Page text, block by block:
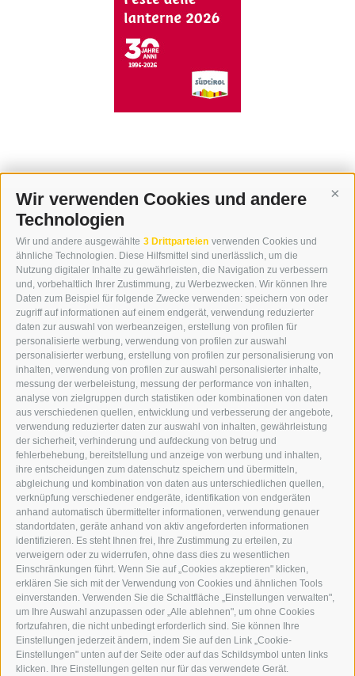
Wir verwenden Cookies und andere
Technologien
Wir und andere ausgewählte 3 Drittparteien verwenden Cookies und
ähnliche Technologien. Diese Hilfsmittel sind unerlässlich, um die
Nutzung digitaler Inhalte zu gewährleisten, die Navigation zu verbessern
und, vorbehaltlich Ihrer Zustimmung, zu Werbezwecken. Wir können Ihre
Daten zum Beispiel für folgende Zwecke verwenden: speichern von oder
zugriff auf informationen auf einem endgerät, verwendung reduzierter
daten zur auswahl von werbeanzeigen, erstellung von profilen für
personalisierte werbung, verwendung von profilen zur auswahl
personalisierter werbung, erstellung von profilen zur personalisierung von
inhalten, verwendung von profilen zur auswahl personalisierter inhalte,
messung der werbeleistung, messung der performance von inhalten,
analyse von zielgruppen durch statistiken oder kombinationen von daten
aus verschiedenen quellen, entwicklung und verbesserung der angebote,
verwendung reduzierter daten zur auswahl von inhalten, gewährleistung
der sicherheit, verhinderung und aufdeckung von betrug und
fehlerbehebung, bereitstellung und anzeige von werbung und inhalten,
ihre entscheidungen zum datenschutz speichern und übermitteln,
abgleichung und kombination von daten aus unterschiedlichen quellen,
verknüpfung verschiedener endgeräte, identifikation von endgeräten
anhand automatisch übermittelter informationen, verwendung genauer
standortdaten, geräte anhand von aktiv angeforderten informationen
identifizieren. Es steht Ihnen frei, Ihre Zustimmung zu erteilen, zu
verweigern oder zu widerrufen, ohne dass dies zu wesentlichen
Einschränkungen führt. Wenn Sie auf „Cookies akzeptieren" klicken,
erklären Sie sich mit der Verwendung von Cookies und ähnlichen Tools
einverstanden. Verwenden Sie die Schaltfläche „Einstellungen verwalten",
um Ihre Auswahl anzupassen oder „Alle ablehnen", um ohne Cookies
fortzufahren, die nicht unbedingt erforderlich sind. Sie können Ihre
Einstellungen jederzeit ändern, indem Sie auf den Link „Cookie-
Einstellungen" unten auf der Seite oder auf das Schildsymbol unten links
klicken. Ihre Einstellungen gelten nur für das verwendete Gerät.
KONTAKT
WIPP-MEDIA GMBH
DER ERKER
NEUSTADT 20A
I-39049 STERZING
TEL.: +39 0472 766876
GRAFIK@DERERKER.IT
INFO@DERERKER.IT
BARBARA.FONTANA@DERERKER.IT
DER ERKER
WERBEN IM ERKER
ONLINE-WERBUNG
SEPA-DAUERAUFTRAG
REGELN LESERKOMMENTARE
ONLINE VOTING
SERVICE
VERANSTALTUNGSKALENDER
KLEINANZEIGER
NÜTZLICHE LINKS
WETTER
WEBCAM
VIDEOS